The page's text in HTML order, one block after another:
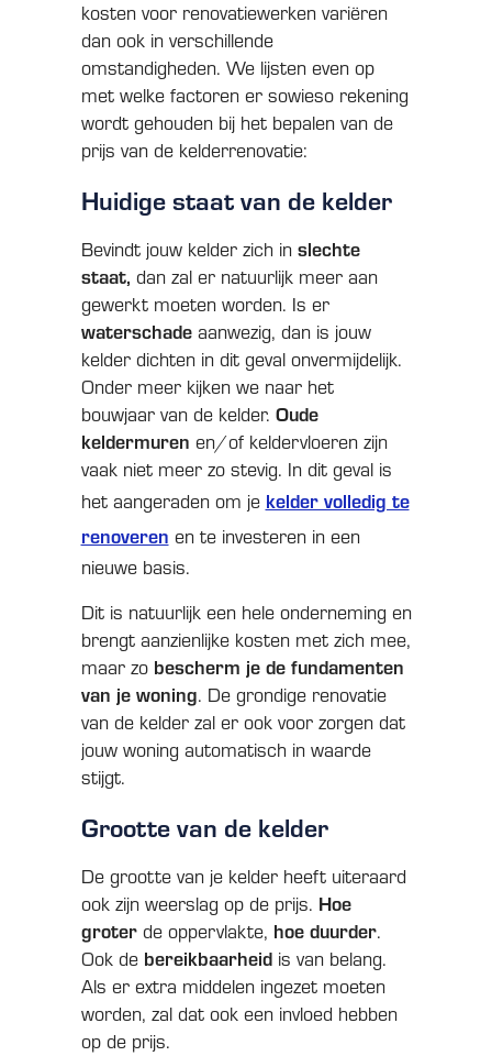
kosten voor renovatiewerken variëren
dan ook in verschillende
omstandigheden. We lijsten even op
met welke factoren er sowieso rekening
wordt gehouden bij het bepalen van de
prijs van de kelderrenovatie:
Huidige staat van de kelder
Bevindt jouw kelder zich in slechte
staat, dan zal er natuurlijk meer aan
gewerkt moeten worden. Is er
waterschade aanwezig, dan is jouw
kelder dichten in dit geval onvermijdelijk.
Onder meer kijken we naar het
bouwjaar van de kelder. Oude
keldermuren en/of keldervloeren zijn
vaak niet meer zo stevig. In dit geval is
het aangeraden om je kelder volledig te
renoveren en te investeren in een
nieuwe basis.
Dit is natuurlijk een hele onderneming en
brengt aanzienlijke kosten met zich mee,
maar zo bescherm je de fundamenten
van je woning. De grondige renovatie
van de kelder zal er ook voor zorgen dat
jouw woning automatisch in waarde
stijgt.
Grootte van de kelder
De grootte van je kelder heeft uiteraard
ook zijn weerslag op de prijs. Hoe
groterde oppervlakte, hoe duurder.
Ook de bereikbaarheidis van belang.
Als er extra middelen ingezet moeten
worden, zal dat ook een invloed hebben
op de prijs.